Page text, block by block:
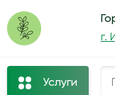
г.
Услуги